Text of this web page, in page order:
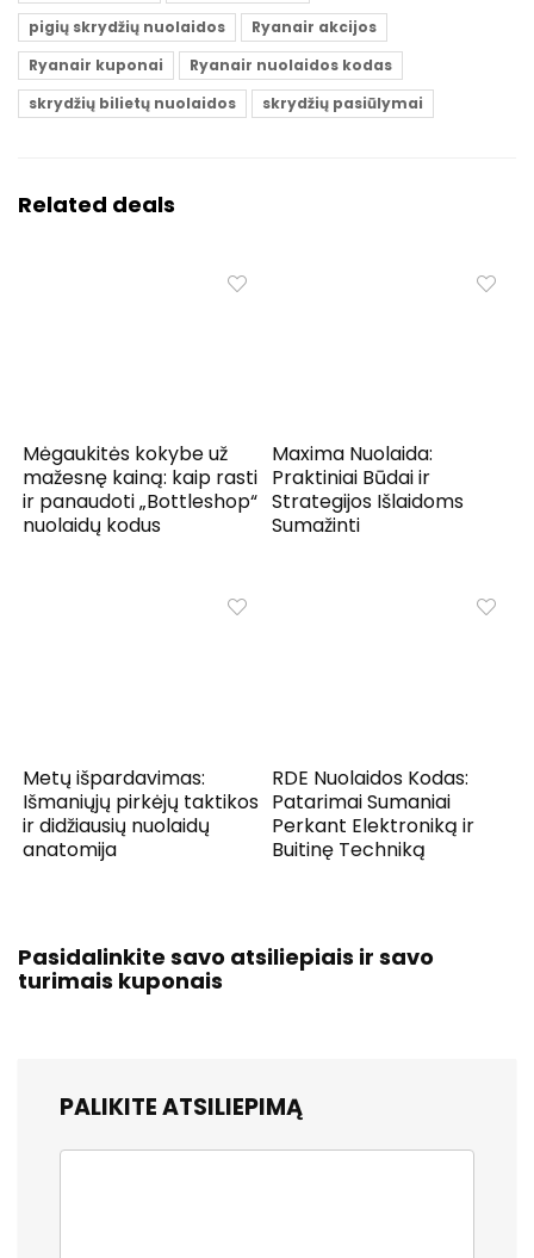
pigių skrydžių nuolaidos
Ryanair akcijos
Ryanair kuponai
Ryanair nuolaidos kodas
skrydžių bilietų nuolaidos
skrydžių pasiūlymai
Related deals
Mėgaukitės kokybe už
mažesnę kainą: kaip rasti
ir panaudoti „Bottleshop“
nuolaidų kodus
Maxima Nuolaida:
Praktiniai Būdai ir
Strategijos Išlaidoms
Sumažinti
Metų išpardavimas:
Išmaniųjų pirkėjų taktikos
ir didžiausių nuolaidų
anatomija
RDE Nuolaidos Kodas:
Patarimai Sumaniai
Perkant Elektroniką ir
Buitinę Techniką
Pasidalinkite savo atsiliepiais ir savo
turimais kuponais
PALIKITE ATSILIEPIMĄ